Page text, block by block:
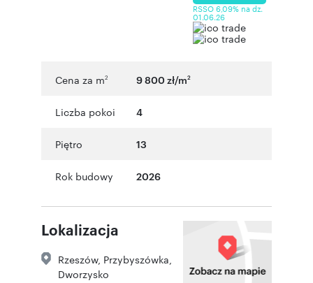
RSSO 6,09% na dz.
01.06.26
Cena za m2 9 800 zł/m2
Liczba pokoi 4
Piętro 13
Rok budowy 2026
Lokalizacja
Rzeszów, Przybyszówka
Dworzysko